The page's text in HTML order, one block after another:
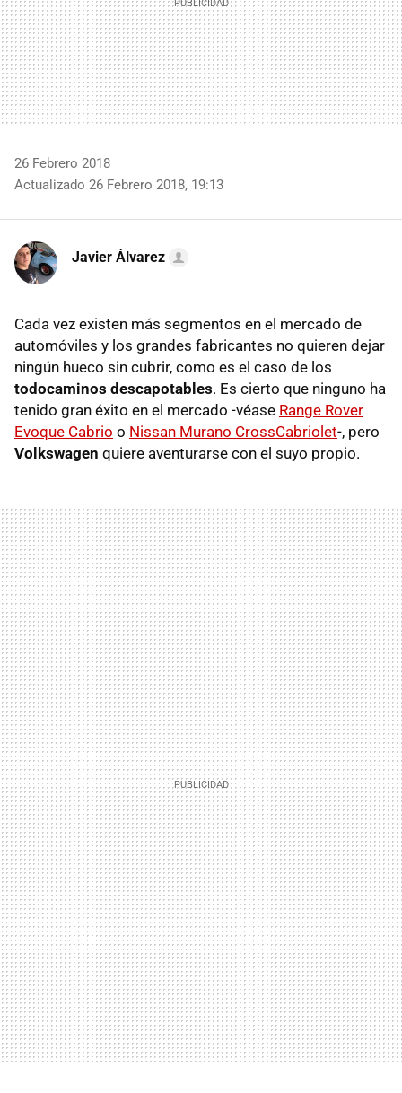
26 Febrero 2018
Actualizado 26 Febrero 2018, 19:13
Javier Álvarez
Cada vez existen más segmentos en el mercado de
automóviles y los grandes fabricantes no quieren dejar
ningún hueco sin cubrir, como es el caso de los
todocaminos descapotables. Es cierto que ninguno ha
tenido gran éxito en el mercado -véase Range Rover
Evoque Cabrio o Nissan Murano CrossCabriolet-, pero
Volkswagen quiere aventurarse con el suyo propio.